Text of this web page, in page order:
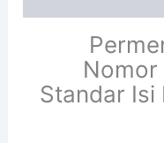
Nomor
Standar Isi